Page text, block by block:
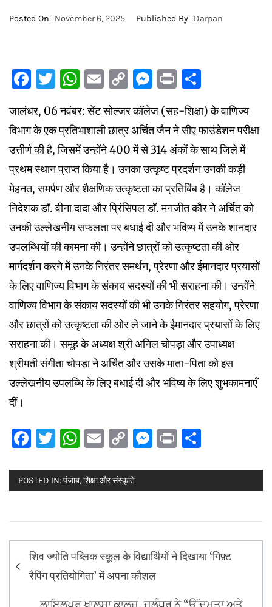
Posted On : November 6, 2025 Published By : Darpan
Facebook
Twitter
WhatsApp
Email
Copy
Link
Messenger
Print
जालंधर, 06 नवंबर: सेंट सोल्जर कॉलेज (सह-शिक्षा) के वाणिज्य
विभाग के एक प्रतिभाशाली छात्र अर्चित जैन ने सीए फाउंडेशन परीक्षा
उत्तीर्ण की है, जिसमें उन्होंने 400 में से 314 अंकों के साथ जिले में
प्रथम स्थान प्राप्त किया है। उनका उत्कृष्ट प्रदर्शन उनकी कड़ी
मेहनत, समर्पण और शैक्षणिक उत्कृष्टता का प्रतिबिंब है। कॉलेज
निदेशक डॉ. वीना दादा और प्रिंसिपल डॉ. मनजीत कौर ने अर्चित को
उनकी उल्लेखनीय सफलता पर बधाई दी और भविष्य में उनके शानदार
उपलब्धियों की कामना की। उन्होंने छात्रों को उत्कृष्टता की ओर
मार्गदर्शन करने में उनके निरंतर समर्थन, प्रेरणा और ईमानदार प्रयासों
के लिए वाणिज्य विभाग के संकाय सदस्यों की भी सराहना की। उन्होंने
वाणिज्य विभाग के संकाय सदस्यों की भी उनके निरंतर सहयोग, प्रेरणा
और छात्रों को उत्कृष्टता की ओर ले जाने के ईमानदार प्रयासों के लिए
सराहना की। समूह के अध्यक्ष श्री अनिल चोपड़ा और उपाध्यक्ष
श्रीमती संगीता चोपड़ा ने अर्चित और उसके माता-पिता को इस
उल्लेखनीय उपलब्धि के लिए बधाई दी और भविष्य के लिए शुभकामनाएँ
दीं।
Facebook
Twitter
WhatsApp
Email
CopyMessenger
Print
POSTED IN:पंजाब,शिक्षा और संस्कृति
Post
navigation
शिव ज्योति पब्लिक स्कूल के विद्यार्थियों ने दिखाया ‘गिफ़्ट
रैपिंग प्रतियोगिता’ में अपना कौशल